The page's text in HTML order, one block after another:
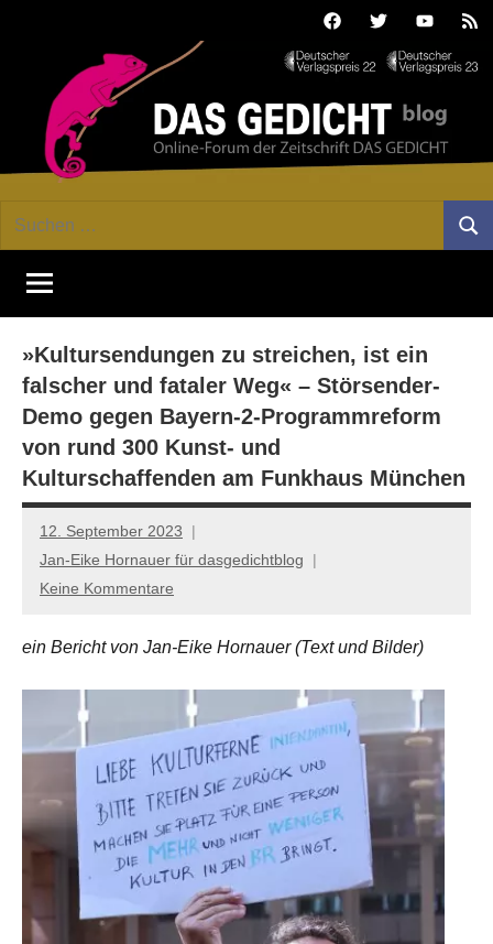
FacebookTwitterYoutube
GEDICHT
blog
Forum
von
DAS
Lyrik,
Essay
Kritik
Suchen
»Kultursendungen zu streichen, ist ein
falscher und fataler Weg« – Störsender-
Demo gegen Bayern-2-Programmreform
von rund 300 Kunst- und
Kulturschaffenden am Funkhaus München
12. September 2023
Jan-Eike Hornauer für dasgedichtblog
Keine Kommentare
ein Bericht von Jan-Eike Hornauer (Text und Bilder)